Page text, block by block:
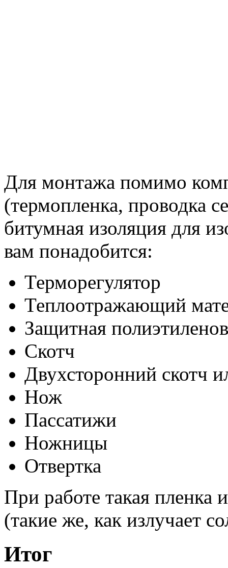
Для монтажа помимо
(термопленка, проводка
битумная изоляция для
вам понадобится:
Терморегулятор
Теплоотражающий
Защитная
Скотч
Двухсторонний скотч
Нож
Пассатижи
Ножницы
Отвертка
При работе такая пленка
(такие же, как излучает
Итог